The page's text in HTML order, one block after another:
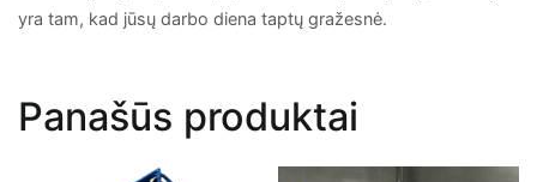
yra tam, kad jūsų darbo diena taptų gražesnė.
Panašūs produktai